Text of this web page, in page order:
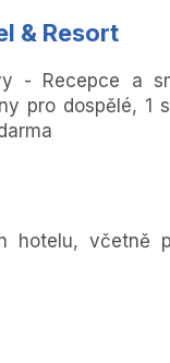
& Resort
- Recepce a
pro dospělé, 1
hotelu, včetně